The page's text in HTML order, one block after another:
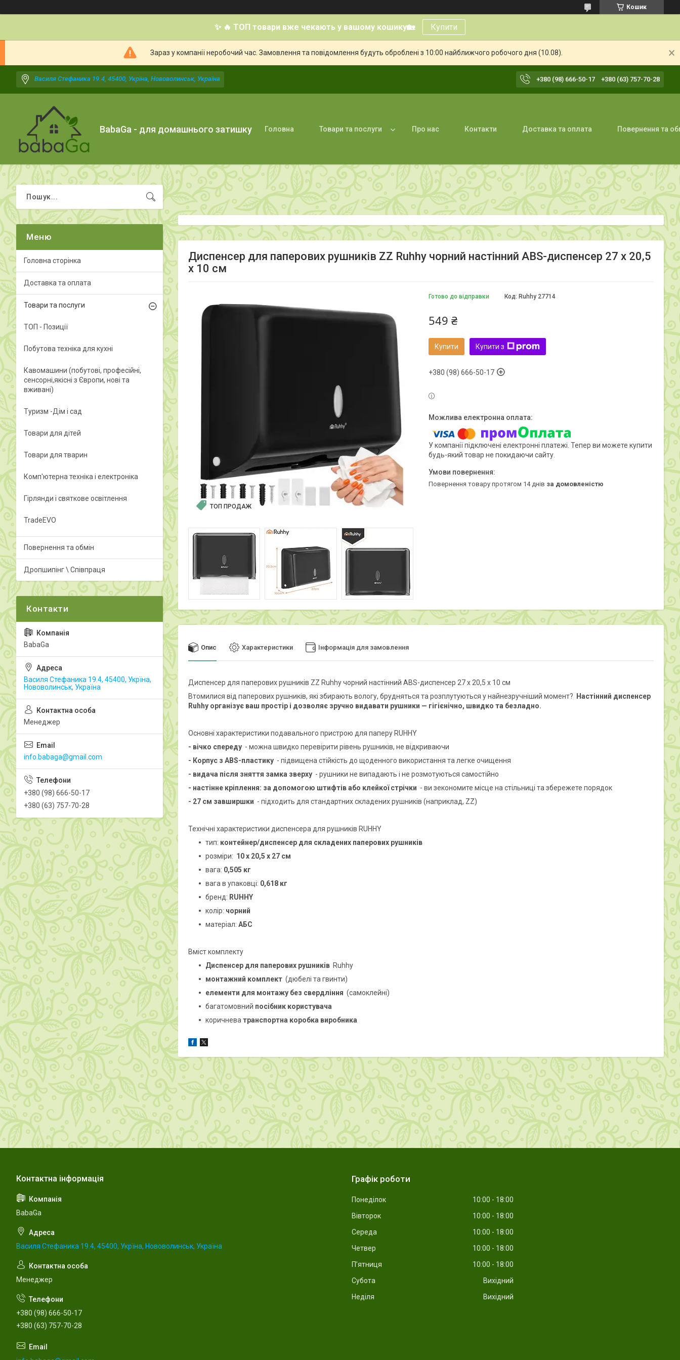
Кошик
✨ 🔥 ТОП товари вже чекають у вашому кошику🏡 Купити
Зараз у компанії неробочий час. Замовлення та повідомлення будуть оброблені з 10:00 найближчого робочого дня (10.08).
Василя Стефаника 19.4, 45400, Укрїна, Нововолинськ, Україна +380 (98) 666-50-17 +380 (63) 757-70-28
BabaGa - для домашнього затишку Головна Товари та послуги Про нас Контакти Доставка та оплата Повернення та
Диспенсер для паперових рушників ZZ Ruhhy чорний настінний ABS-диспенсер 27 x 20,5
x 10 см
ТОП ПРОДАЖ
Готово до відправки Код: Ruhhy 27714
549 ₴
Купити Купити з
+380 (98) 666-50-17
У компанії підключені електронні платежі. Тепер ви можете купити
будь-який товар не покидаючи сайту.
повернення товару протягом 14 днів за домовленістю
Опис Характеристики Інформація для замовлення
Диспенсер для паперових рушників ZZ Ruhhy чорний настінний ABS-диспенсер 27 x 20,5 x 10 см
Втомилися від паперових рушників, які збирають вологу, брудняться та розплутуються у найнезручніший момент?
Настінний диспенсер
Ruhhy організує ваш простір і дозволяє зручно видавати рушники — гігієнічно, швидко та безладно.
Основні характеристики подавального пристрою для паперу RUHHY
- вічко спереду - можна швидко перевірити рівень рушників, не відкриваючи
- Корпус з ABS-пластику - підвищена стійкість до щоденного використання та легке очищення
- видача після зняття замка зверху - рушники не випадають і не розмотуються самостійно
- настінне кріплення: за допомогою штифтів або клейкої стрічки - ви зекономите місце на стільниці та збережете порядок
- 27 см завширшки - підходить для стандартних складених рушників (наприклад, ZZ)
Технічні характеристики диспенсера для рушників RUHHY
тип: контейнер/диспенсер для складених паперових рушників
розміри: 10 x 20,5 x 27 см
вага: 0,505 кг
вага в упаковці: 0,618 кг
бренд: RUHHY
колір: чорний
матеріал: АБС
Вміст комплекту
Диспенсер для паперових рушників Ruhhy
монтажний комплект (дюбелі та гвинти)
елементи для монтажу без свердління (самоклейні)
багатомовний посібник користувача
коричнева транспортна коробка виробника
Головна сторінка
Доставка та оплата
Товари та послуги
ТОП - Позиції
Побутова техніка для кухні
Кавомашини (побутові, професійні,
сенсорні,якісні з Європи, нові та
вживані)
Туризм -Дім і сад
Товари для дітей
Товари для тварин
Комп'ютерна техніка і електроніка
Гірлянди і святкове освітлення
TradeEVO
Повернення та обмін
Дропшипінг \ Співпраця
BabaGa
Василя Стефаника 19.4, 45400, Укрїна,
Нововолинськ, Україна
Менеджер
info.babaga@gmail.com
+380 (98) 666-50-17
+380 (63) 757-70-28
BabaGa
Василя Стефаника 19.4, 45400, Укрїна, Нововолинськ, Україна
Менеджер
+380 (98) 666-50-17
+380 (63) 757-70-28
Графік роботи
Понеділок 10:00
18:00
Вівторок
10:00
18:00
Середа
10:00
18:00
Четвер
10:00
18:00
Пʼятниця
10:00
18:00
Субота
Вихідний
Неділя
Вихідний